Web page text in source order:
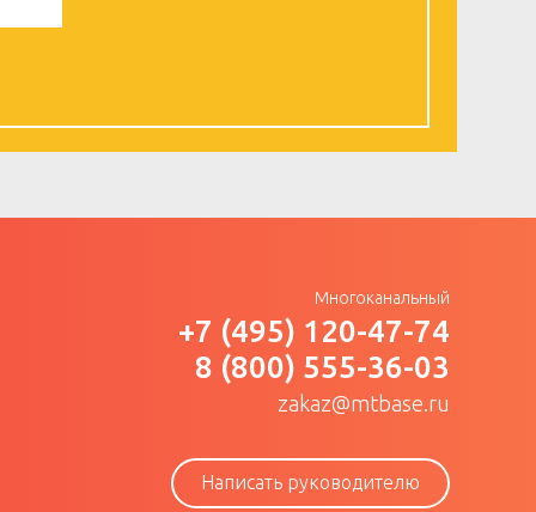
Многоканальный
+7 (495) 120-47-74
8 (800) 555-36-03
zakaz@mtbase.ru
Написать руководителю